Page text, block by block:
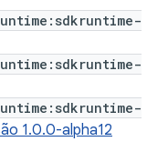
1.0.0-alpha12